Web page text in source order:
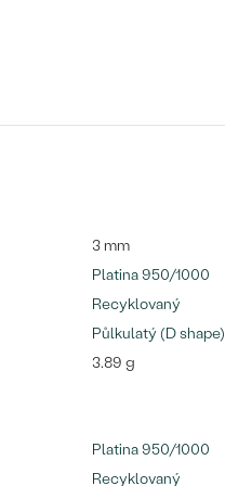
3 mm
Platina 950/1000
Recyklovaný
Půlkulatý (D shape)
3.89 g
Platina 950/1000
Recyklovaný